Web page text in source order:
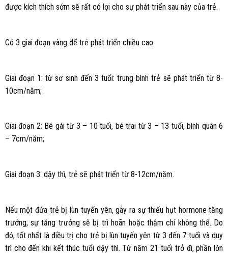
được kích thích sớm sẽ rất có lợi cho sự phát triển sau này của trẻ.
Có 3 giai đoạn vàng để trẻ phát triển chiều cao:
Giai đoạn 1: từ sơ sinh đến 3 tuổi: trung bình trẻ sẽ phát triển từ 8-
10cm/năm;
Giai đoạn 2: Bé gái từ 3 – 10 tuổi, bé trai từ 3 – 13 tuổi, bình quân 6
– 7cm/năm;
Giai đoạn 3: dậy thì, trẻ sẽ phát triển từ 8-12cm/năm.
Nếu một đứa trẻ bị lùn tuyến yên, gây ra sự thiếu hụt hormone tăng
trưởng, sự tăng trưởng sẽ bị trì hoãn hoặc thậm chí không thể. Do
đó, tốt nhất là điều trị cho trẻ bị lùn tuyến yên từ 3 đến 7 tuổi và duy
trì cho đến khi kết thúc tuổi dậy thì. Từ năm 21 tuổi trở đi, phần lớn